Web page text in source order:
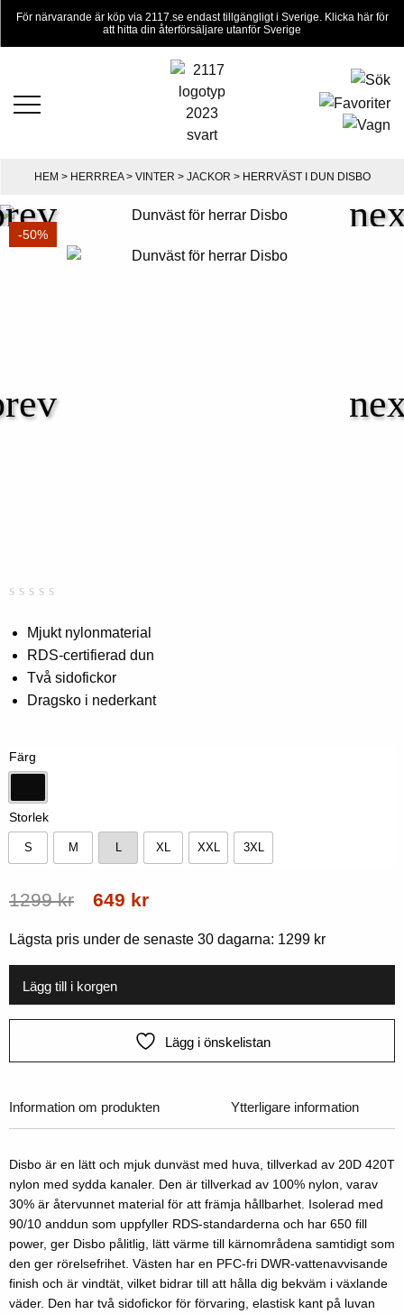
För närvarande är köp via 2117.se endast tillgängligt i Sverige. Klicka här för
att hitta din återförsäljare utanför Sverige
HEM > HERRREA> VINTER > JACKOR > HERRVÄST I DUN DISBO
-50%
0,00
av
5
baserat
på
kundbetyg
Mjukt nylonmaterial
RDS-certifierad dun
Två sidofickor
Dragsko i nederkant
Färg
Svart
Storlek
S M L XL XXL 3XL
1299kr
Ursprungligt
pris
1299
kr.
649 krNuvarande
kr.
Lägsta pris under de senaste 30 dagarna: 1299 kr
Lägg till i korgen
Lägg i önskelistan
Information om produkten Ytterligare information
Disbo är en lätt och mjuk dunväst med huva, tillverkad av 20D 420T
nylon med sydda kanaler. Den är tillverkad av 100% nylon, varav
30% är återvunnet material för att främja hållbarhet. Isolerad med
90/10 anddun som uppfyller RDS-standarderna och har 650 fill
power, ger Disbo pålitlig, lätt värme till kärnområdena samtidigt som
den ger rörelsefrihet. Västen har en PFC-fri DWR-vattenavvisande
finish och är vindtät, vilket bidrar till att hålla dig bekväm i växlande
väder. Den har två sidofickor för förvaring, elastisk kant på luvan